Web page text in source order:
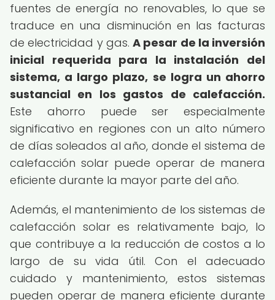
fuentes de energía no renovables, lo que se
traduce en una disminución en las facturas
de electricidad y gas. A pesar de la inversión
inicial requerida para la instalación del
sistema, a largo plazo, se logra un ahorro
sustancial en los gastos de calefacción.
Este ahorro puede ser especialmente
significativo en regiones con un alto número
de días soleados al año, donde el sistema de
calefacción solar puede operar de manera
eficiente durante la mayor parte del año.
Además, el mantenimiento de los sistemas de
calefacción solar es relativamente bajo, lo
que contribuye a la reducción de costos a lo
largo de su vida útil. Con el adecuado
cuidado y mantenimiento, estos sistemas
pueden operar de manera eficiente durante